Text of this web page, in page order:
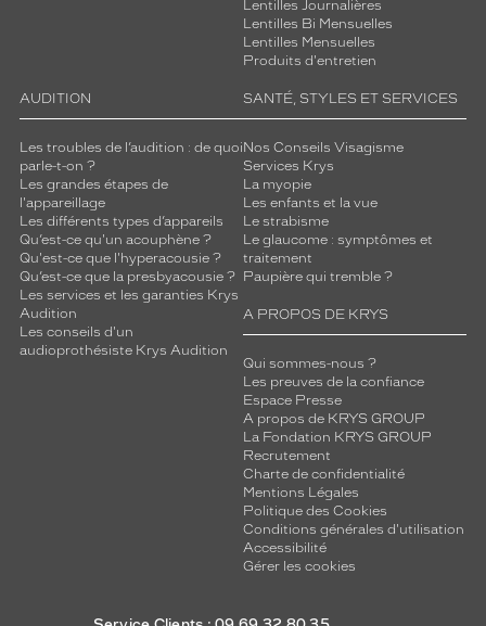
Lentilles Journalières
Lentilles Bi Mensuelles
Lentilles Mensuelles
Produits d'entretien
AUDITION
Les troubles de l’audition : de quoi
parle-t-on ?
Les grandes étapes de
l'appareillage
Les différents types d’appareils
Qu’est-ce qu'un acouphène ?
Qu'est-ce que l'hyperacousie ?
Qu’est-ce que la presbyacousie ?
Les services et les garanties Krys
Audition
Les conseils d'un
audioprothésiste Krys Audition
SANTÉ, STYLES ET SERVICES
Nos Conseils Visagisme
Services Krys
La myopie
Les enfants et la vue
Le strabisme
Le glaucome : symptômes et
traitement
Paupière qui tremble ?
A PROPOS DE KRYS
Qui sommes-nous ?
Les preuves de la confiance
Espace Presse
A propos de KRYS GROUP
La Fondation KRYS GROUP
Recrutement
Charte de confidentialité
Mentions Légales
Politique des Cookies
Conditions générales d'utilisation
Accessibilité
Gérer les cookies